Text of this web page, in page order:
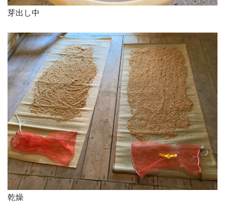
芽出し中
乾燥